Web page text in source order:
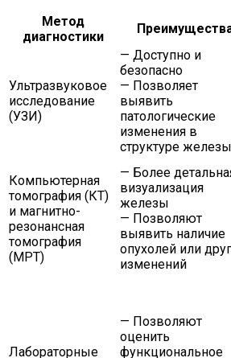
Метод
диагностики
Ультразвуковое
исследование
(УЗИ)
— Доступно и
безопасно
— Позволяет
выявить
патологические
изменения в
структуре железы
Компьютерная
томография (КТ)
и магнитно-
резонансная
томография
(МРТ)
— Более
визуализация
железы
— Позволяют
выявить наличие
опухолей или
изменений
Лабораторные
— Позволяют
оценить
функциональное